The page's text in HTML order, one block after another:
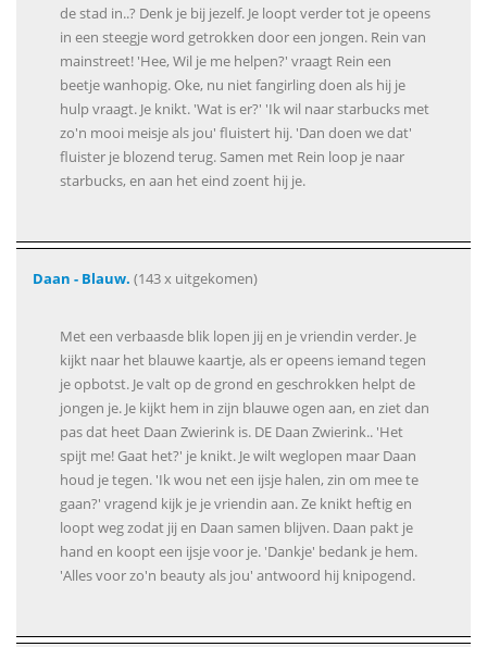
de stad in..? Denk je bij jezelf. Je loopt verder tot je opeens
in een steegje word getrokken door een jongen. Rein van
mainstreet! 'Hee, Wil je me helpen?' vraagt Rein een
beetje wanhopig. Oke, nu niet fangirling doen als hij je
hulp vraagt. Je knikt. 'Wat is er?' 'Ik wil naar starbucks met
zo'n mooi meisje als jou' fluistert hij. 'Dan doen we dat'
fluister je blozend terug. Samen met Rein loop je naar
starbucks, en aan het eind zoent hij je.
Daan - Blauw. (143 x uitgekomen)
Met een verbaasde blik lopen jij en je vriendin verder. Je
kijkt naar het blauwe kaartje, als er opeens iemand tegen
je opbotst. Je valt op de grond en geschrokken helpt de
jongen je. Je kijkt hem in zijn blauwe ogen aan, en ziet dan
pas dat heet Daan Zwierink is. DE Daan Zwierink.. 'Het
spijt me! Gaat het?' je knikt. Je wilt weglopen maar Daan
houd je tegen. 'Ik wou net een ijsje halen, zin om mee te
gaan?' vragend kijk je je vriendin aan. Ze knikt heftig en
loopt weg zodat jij en Daan samen blijven. Daan pakt je
hand en koopt een ijsje voor je. 'Dankje' bedank je hem.
'Alles voor zo'n beauty als jou' antwoord hij knipogend.